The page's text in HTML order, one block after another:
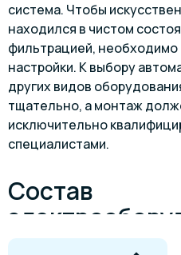
система. Чтобы
находился в чистом
фильтрацией, необходимо
настройки. К выбору
других видов
тщательно, а монтаж
исключительно
специалистами.
Состав